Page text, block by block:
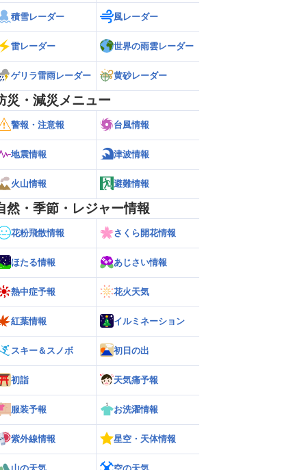
た西日本太平洋
【熊本八代で39℃観測】被災地・熊本へ
積雪レーダー 風レーダー
雷レーダー 世界の雨雲レーダー
ゲリラ雷雨レーダー 黄砂レーダー
災・減災メニュー
警報・注意報 台風情報
地震情報 津波情報
火山情報 避難情報
然・季節・レジャー情報
花粉飛散情報 さくら開花情報
ほたる情報 あじさい情報
熱中症予報 花火天気
紅葉情報 イルミネーション
スキー＆スノボ 初日の出
初詣 天気痛予報
服装予報 お洗濯情報
紫外線情報 星空・天体情報